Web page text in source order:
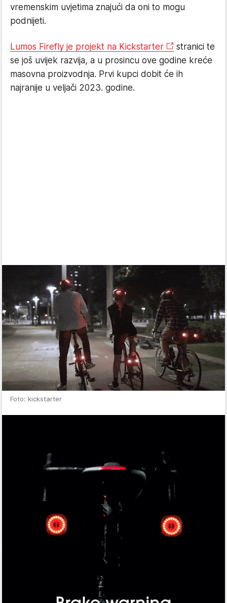
vremenskim uvjetima znajući da oni to mogu
podnijeti.
Lumos Firefly je projekt na Kickstarter
stranici te
se još uvijek razvija, a u prosincu ove godine kreće
masovna proizvodnja. Prvi kupci dobit će ih
najranije u veljači 2023. godine.
Foto: kickstarter